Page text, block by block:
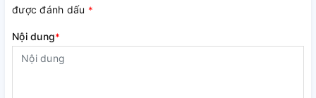
được đánh dấu *
Nội dung*